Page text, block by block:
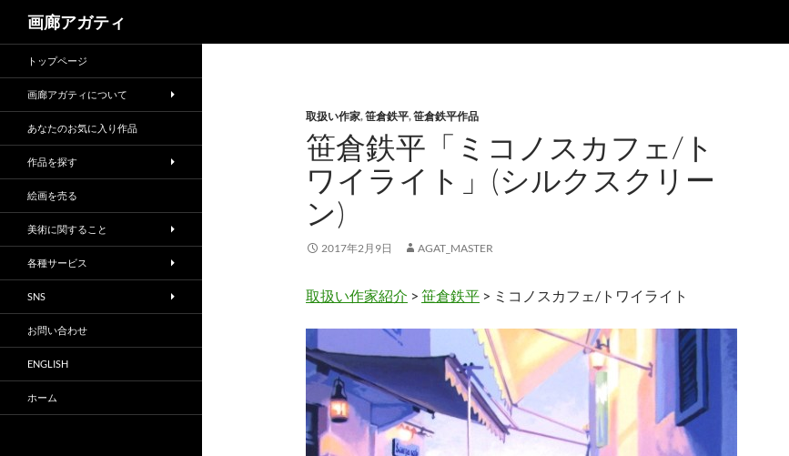
画廊アガティ
取扱い作家,笹倉鉄平,笹倉鉄平作品
笹倉鉄平「ミコノスカフェ/ト
ワイライト」(シルクスクリー
ン)
2017年2月9日 AGAT_MASTER
取扱い作家紹介 > 笹倉鉄平 > ミコノスカフェ/トワイライト
トップページ
画廊アガティについて
あなたのお気に入り作品
作品を探す
絵画を売る
美術に関すること
各種サービス
SNS
お問い合わせ
ENGLISH
ホーム